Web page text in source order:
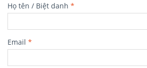
Họ tên / Biệt danh *
Email *